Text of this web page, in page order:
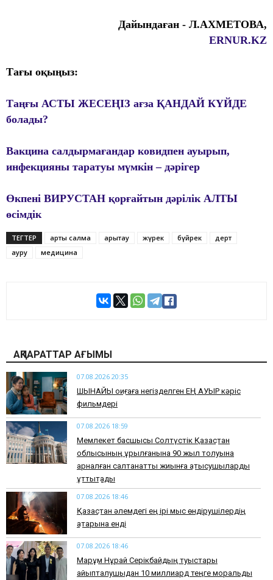
Дайындаған - Л.АХМЕТОВА,
ERNUR.KZ
Тағы оқыңыз:
Таңғы АСТЫ ЖЕСЕҢІЗ ағза ҚАНДАЙ КҮЙДЕ
болады?
Вакцина салдырмағандар ковидпен ауырып,
инфекцияны таратуы мүмкін – дәрігер
Өкпені ВИРУСТАН қорғайтын дәрілік АЛТЫ
өсімдік
ТЕГТЕР артық салмақ арықтау жүрек бүйрек
дерт
ауру
медицина
АҚПАРАТТАР АҒЫМЫ
07.08.2026 20:35
​ШЫНАЙЫ оқиғаға негізделген ЕҢ АУЫР кәріс
фильмдері
07.08.2026 18:59
Мемлекет басшысы Солтүстік Қазақстан
облысының құрылғанына 90 жыл толуына
арналған салтанатты жиынға қатысушыларды
құттықтады
07.08.2026 18:46
Қазақстан әлемдегі ең ірі мыс өндірушілердің
қатарына енді
07.08.2026 18:46
Марқұм Нұрай Серікбайдың туыстары
айыпталушыдан 10 миллиард теңге моральдық